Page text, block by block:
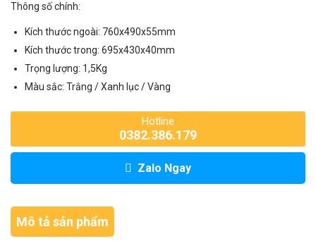
Thông số chính:
Kích thước ngoài: 760x490x55mm
Kích thước trong: 695x430x40mm
Trọng lượng: 1,5Kg
Màu sắc: Trắng / Xanh lục / Vàng
Hotline
0382.386.179
Zalo Ngay
Mô tả sản phẩm